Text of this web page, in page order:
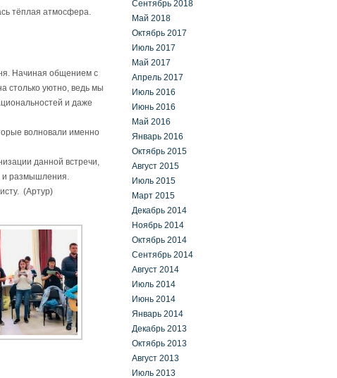
тёплая атмосфера.
Начиная общением с
столько уютно, ведь мы
и даже
волновали именно
данной встречи,
и размышления.
(Артур)
Сентябрь 2018
Май 2018
Октябрь 2017
Июль 2017
Май 2017
Апрель 2017
Июль 2016
Июнь 2016
Май 2016
Январь 2016
Октябрь 2015
Август 2015
Июль 2015
Март 2015
Декабрь 2014
Ноябрь 2014
Октябрь 2014
Сентябрь 2014
Август 2014
Июль 2014
Июнь 2014
Январь 2014
Декабрь 2013
Октябрь 2013
Август 2013
Июль 2013